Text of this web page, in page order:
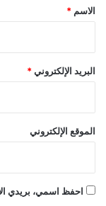
*
الاسم *
البريد الإلكتروني *
الموقع الإلكتروني
احفظ اسمي، بريدي